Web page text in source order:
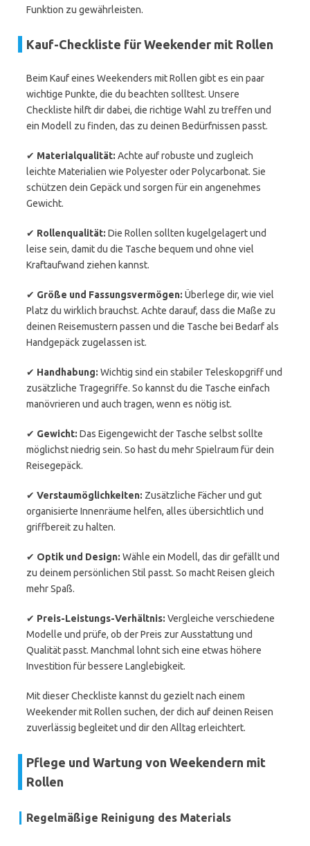
Funktion zu gewährleisten.
Kauf-Checkliste für Weekender mit Rollen
Beim Kauf eines Weekenders mit Rollen gibt es ein paar
wichtige Punkte, die du beachten solltest. Unsere
Checkliste hilft dir dabei, die richtige Wahl zu treffen und
ein Modell zu finden, das zu deinen Bedürfnissen passt.
✔ Materialqualität: Achte auf robuste und zugleich
leichte Materialien wie Polyester oder Polycarbonat. Sie
schützen dein Gepäck und sorgen für ein angenehmes
Gewicht.
✔ Rollenqualität: Die Rollen sollten kugelgelagert und
leise sein, damit du die Tasche bequem und ohne viel
Kraftaufwand ziehen kannst.
✔ Größe und Fassungsvermögen: Überlege dir, wie viel
Platz du wirklich brauchst. Achte darauf, dass die Maße zu
deinen Reisemustern passen und die Tasche bei Bedarf als
Handgepäck zugelassen ist.
✔ Handhabung: Wichtig sind ein stabiler Teleskopgriff und
zusätzliche Tragegriffe. So kannst du die Tasche einfach
manövrieren und auch tragen, wenn es nötig ist.
✔ Gewicht: Das Eigengewicht der Tasche selbst sollte
möglichst niedrig sein. So hast du mehr Spielraum für dein
Reisegepäck.
✔ Verstaumöglichkeiten: Zusätzliche Fächer und gut
organisierte Innenräume helfen, alles übersichtlich und
griffbereit zu halten.
✔ Optik und Design: Wähle ein Modell, das dir gefällt und
zu deinem persönlichen Stil passt. So macht Reisen gleich
mehr Spaß.
✔ Preis-Leistungs-Verhältnis: Vergleiche verschiedene
Modelle und prüfe, ob der Preis zur Ausstattung und
Qualität passt. Manchmal lohnt sich eine etwas höhere
Investition für bessere Langlebigkeit.
Mit dieser Checkliste kannst du gezielt nach einem
Weekender mit Rollen suchen, der dich auf deinen Reisen
zuverlässig begleitet und dir den Alltag erleichtert.
Pflege und Wartung von Weekendern mit
Rollen
Regelmäßige Reinigung des Materials